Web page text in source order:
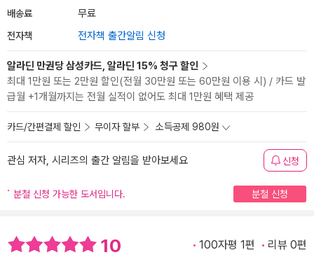
배송료 무료
전자책 전자책 출간알림 신청
알라딘 만권당 삼성카드, 알라딘 15% 청구 할인
최대 1만원 또는 2만원 할인(전월 30만원 또는 60만원 이용 시) / 카드 발
급월 +1개월까지는 전월 실적이 없어도 최대 1만원 혜택 제공
카드/간편결제 할인 무이자 할부 소득공제 980원
관심 저자, 시리즈의 출간 알림을 받아보세요 신청
분철 신청 가능한 도서입니다. 분철 신청
10 100자평 1편 리뷰 0편